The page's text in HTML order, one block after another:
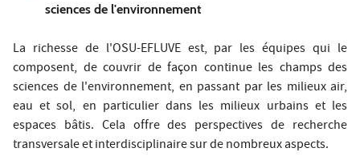
sciences de l'environnement
La richesse de l'OSU-EFLUVE est, par les équipes qui le
composent, de couvrir de façon continue les champs des
sciences de l'environnement, en passant par les milieux air,
eau et sol, en particulier dans les milieux urbains et les
espaces bâtis. Cela offre des perspectives de recherche
transversale et interdisciplinaire sur de nombreux aspects.